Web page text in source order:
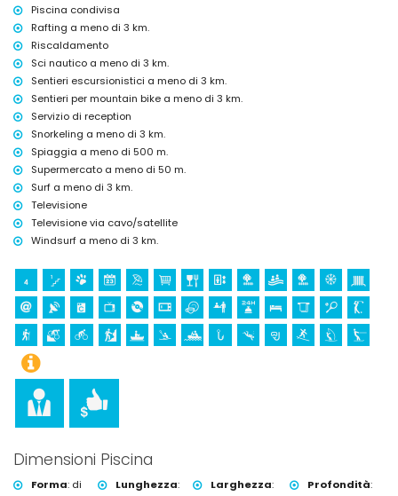
dall'appartamento)
equitazione (entro 10 chilometri dall'appartamento)
Piscina condivisa
Rafting a meno di 3 km.
Riscaldamento
Sci nautico a meno di 3 km.
Sentieri escursionistici a meno di 3 km.
Sentieri per mountain bike a meno di 3 km.
Servizio di reception
Snorkeling a meno di 3 km.
Spiaggia a meno di 500 m.
Supermercato a meno di 50 m.
Surf a meno di 3 km.
Televisione
Televisione via cavo/satellite
Windsurf a meno di 3 km.
Dimensioni Piscina
Forma: di
Lunghezza:
Larghezza:
Profondità: